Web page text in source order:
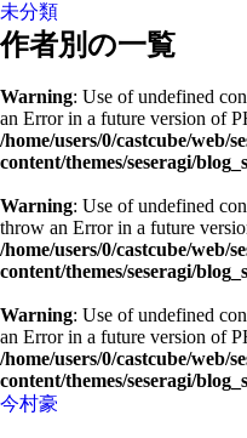
未分類
作者別の一覧
Warning: Use of undefined
an Error in a future version of
/home/users/0/castcube/web/
content/themes/seseragi/
Warning: Use of undefined
throw an Error in a future
/home/users/0/castcube/web/
content/themes/seseragi/
Warning: Use of undefined
an Error in a future version of
/home/users/0/castcube/web/
content/themes/seseragi/
今村豪